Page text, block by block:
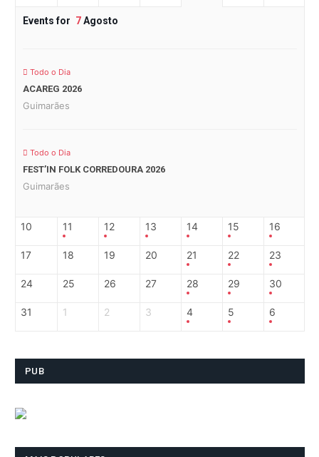
Events for 7Agosto
Todo o Dia
ACAREG 2026
Guimarães
Todo o Dia
FEST’IN FOLK CORREDOURA 2026
Guimarães
10 11 12 13 14 15 16
17 18 19 20 21 22 23
24 25 26 27 28 29 30
31 1 2 3 4 5 6
PUB